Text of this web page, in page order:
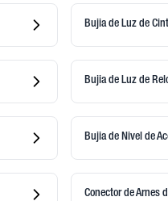
Bujia de Luz de
Bujia de Luz de
Bujia de Nivel de
Conector de Arnes